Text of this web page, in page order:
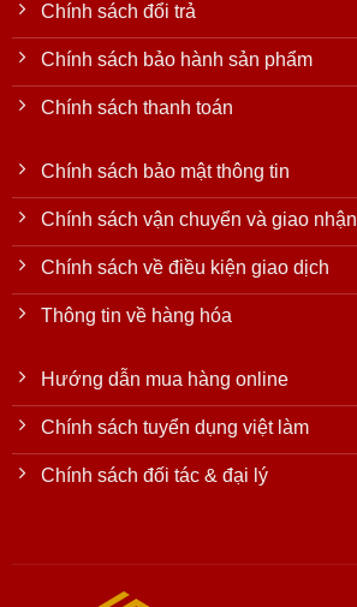
Chính sách đổi trả
Chính sách bảo hành sản phẩm
Chính sách thanh toán
Chính sách bảo mật thông tin
Chính sách vận chuyển và giao nhận
Chính sách về điều kiện giao dịch
Thông tin về hàng hóa
Hướng dẫn mua hàng online
Chính sách tuyển dụng việt làm
Chính sách đối tác & đại lý